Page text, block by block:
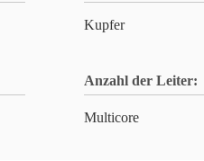
Kupfer
Anzahl der Leiter:
Multicore